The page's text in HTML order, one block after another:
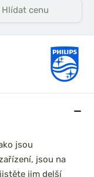
jsou
jsou na
jim delší
Hlídat cenu